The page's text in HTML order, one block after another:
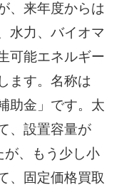
、来年度からは
水力、バイオマ
可能エネルギー
ます。名称は
助金」です。太
、設置容量が
が、もう少し小
、固定価格買取